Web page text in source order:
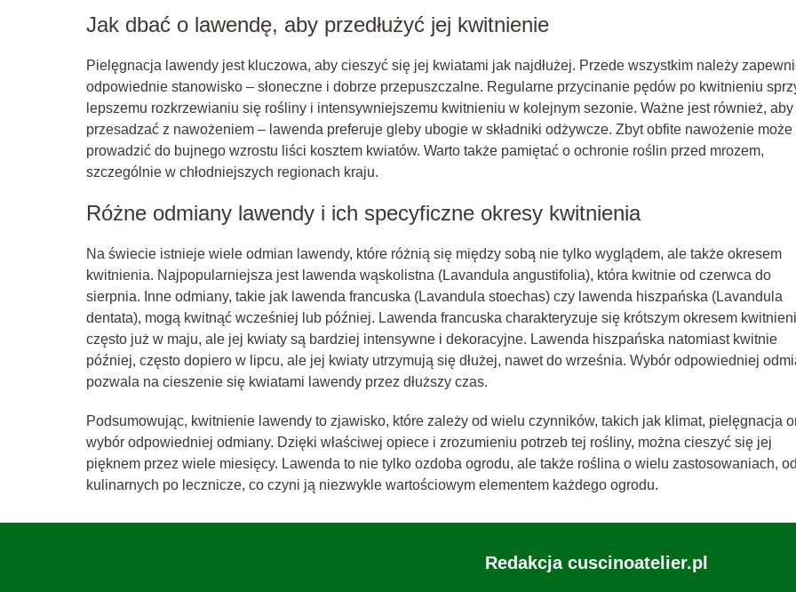
Jak dbać o lawendę, aby przedłużyć jej kwitnienie
Pielęgnacja lawendy jest kluczowa, aby cieszyć się jej kwiatami jak najdłużej. Przede wszystkim należy
odpowiednie stanowisko – słoneczne i dobrze przepuszczalne. Regularne przycinanie pędów po kwitnieniu
lepszemu rozkrzewianiu się rośliny i intensywniejszemu kwitnieniu w kolejnym sezonie. Ważne jest również,
przesadzać z nawożeniem – lawenda preferuje gleby ubogie w składniki odżywcze. Zbyt obfite nawożenie może
prowadzić do bujnego wzrostu liści kosztem kwiatów. Warto także pamiętać o ochronie roślin przed mrozem,
szczególnie w chłodniejszych regionach kraju.
Różne odmiany lawendy i ich specyficzne okresy kwitnienia
Na świecie istnieje wiele odmian lawendy, które różnią się między sobą nie tylko wyglądem, ale także okresem
kwitnienia. Najpopularniejsza jest lawenda wąskolistna (Lavandula angustifolia), która kwitnie od czerwca do
sierpnia. Inne odmiany, takie jak lawenda francuska (Lavandula stoechas) czy lawenda hiszpańska (Lavandula
dentata), mogą kwitnąć wcześniej lub później. Lawenda francuska charakteryzuje się krótszym okresem
często już w maju, ale jej kwiaty są bardziej intensywne i dekoracyjne. Lawenda hiszpańska natomiast kwitnie
później, często dopiero w lipcu, ale jej kwiaty utrzymują się dłużej, nawet do września. Wybór odpowiedniej
pozwala na cieszenie się kwiatami lawendy przez dłuższy czas.
Podsumowując, kwitnienie lawendy to zjawisko, które zależy od wielu czynników, takich jak klimat, pielęgnacja
wybór odpowiedniej odmiany. Dzięki właściwej opiece i zrozumieniu potrzeb tej rośliny, można cieszyć się jej
pięknem przez wiele miesięcy. Lawenda to nie tylko ozdoba ogrodu, ale także roślina o wielu zastosowaniach,
kulinarnych po lecznicze, co czyni ją niezwykle wartościowym elementem każdego ogrodu.
Redakcja cuscinoatelier.pl